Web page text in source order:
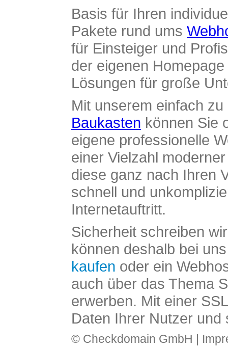
Basis für Ihren
Pakete rund ums
für Einsteiger und
der eigenen
Lösungen für große
Mit unserem einfach
Baukasten können Sie
eigene professionelle
einer Vielzahl
diese ganz nach Ihren
schnell und
Internetauftritt.
Sicherheit schreiben
können deshalb bei
kaufen oder ein
auch über das Thema
erwerben. Mit einer
Daten Ihrer Nutzer und
© Checkdomain GmbH |